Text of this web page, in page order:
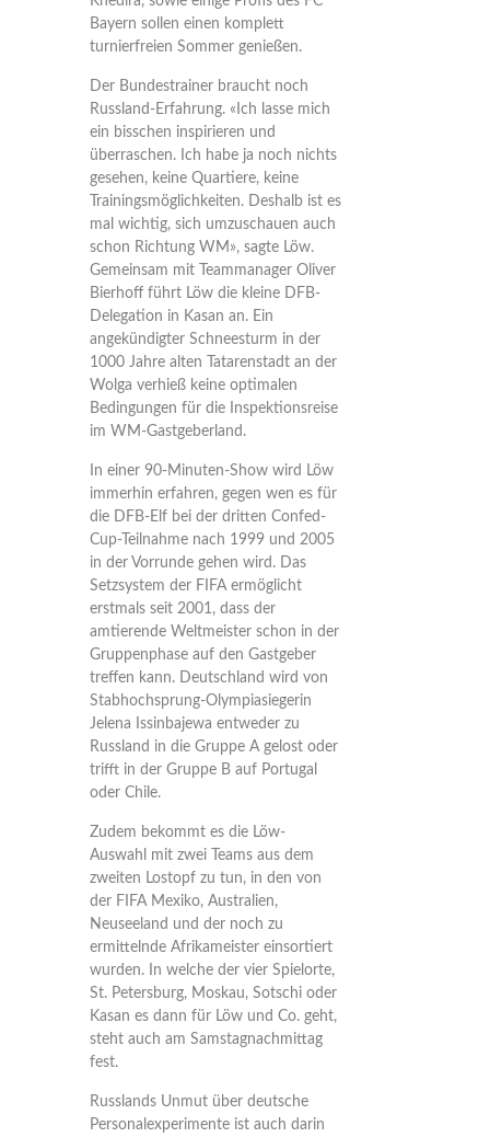
Bayern sollen einen komplett
turnierfreien Sommer genießen.
Der Bundestrainer braucht noch
Russland-Erfahrung. «Ich lasse mich
ein bisschen inspirieren und
überraschen. Ich habe ja noch nichts
gesehen, keine Quartiere, keine
Trainingsmöglichkeiten. Deshalb ist es
mal wichtig, sich umzuschauen auch
schon Richtung WM», sagte Löw.
Gemeinsam mit Teammanager Oliver
Bierhoff führt Löw die kleine DFB-
Delegation in Kasan an. Ein
angekündigter Schneesturm in der
1000 Jahre alten Tatarenstadt an der
Wolga verhieß keine optimalen
Bedingungen für die Inspektionsreise
im WM-Gastgeberland.
In einer 90-Minuten-Show wird Löw
immerhin erfahren, gegen wen es für
die DFB-Elf bei der dritten Confed-
Cup-Teilnahme nach 1999 und 2005
in der Vorrunde gehen wird. Das
Setzsystem der FIFA ermöglicht
erstmals seit 2001, dass der
amtierende Weltmeister schon in der
Gruppenphase auf den Gastgeber
treffen kann. Deutschland wird von
Stabhochsprung-Olympiasiegerin
Jelena Issinbajewa entweder zu
Russland in die Gruppe A gelost oder
trifft in der Gruppe B auf Portugal
oder Chile.
Zudem bekommt es die Löw-
Auswahl mit zwei Teams aus dem
zweiten Lostopf zu tun, in den von
der FIFA Mexiko, Australien,
Neuseeland und der noch zu
ermittelnde Afrikameister einsortiert
wurden. In welche der vier Spielorte,
St. Petersburg, Moskau, Sotschi oder
Kasan es dann für Löw und Co. geht,
steht auch am Samstagnachmittag
fest.
Russlands Unmut über deutsche
Personalexperimente ist auch darin